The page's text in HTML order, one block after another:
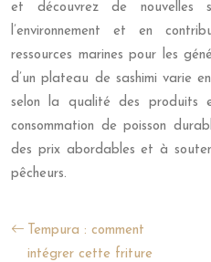
et découvrez de nouvelles
l’environnement et en
ressources marines pour les
d’un plateau de sashimi varie
selon la qualité des
consommation de poisson
des prix abordables et à
pêcheurs.
Tempura : comment
intégrer cette friture